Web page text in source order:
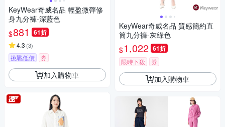
KeyWear奇威名品 輕盈微彈修
身九分褲-深藍色
$881 61折
4.3 (3)
挑戰低價 券
加入購物車
KeyWear奇威名品 質感簡約直
筒九分褲-灰綠色
$1,022 61折
限時下殺 券
加入購物車